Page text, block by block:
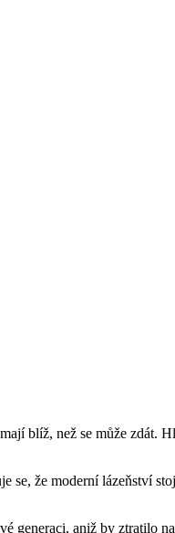
blíž, než se může zdát.
se, že moderní lázeňství
generaci, aniž by ztratilo